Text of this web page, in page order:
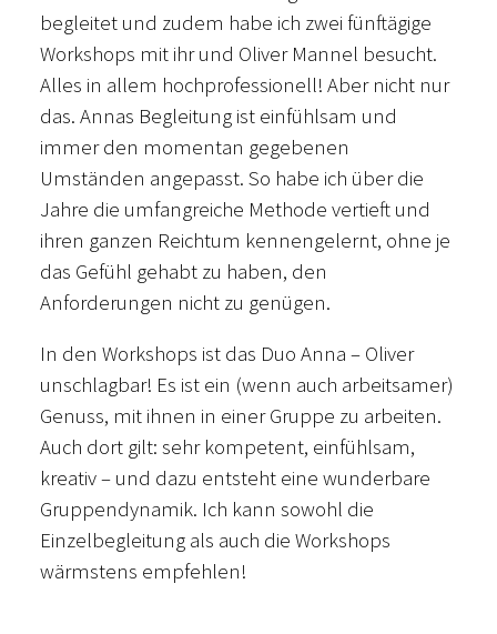
begleitet und zudem habe ich zwei fünftägige
Workshops mit ihr und Oliver Mannel besucht.
Alles in allem hochprofessionell! Aber nicht nur
das. Annas Begleitung ist einfühlsam und
immer den momentan gegebenen
Umständen angepasst. So habe ich über die
Jahre die umfangreiche Methode vertieft und
ihren ganzen Reichtum kennengelernt, ohne je
das Gefühl gehabt zu haben, den
Anforderungen nicht zu genügen.
In den Workshops ist das Duo Anna – Oliver
unschlagbar! Es ist ein (wenn auch arbeitsamer)
Genuss, mit ihnen in einer Gruppe zu arbeiten.
Auch dort gilt: sehr kompetent, einfühlsam,
kreativ – und dazu entsteht eine wunderbare
Gruppendynamik. Ich kann sowohl die
Einzelbegleitung als auch die Workshops
wärmstens empfehlen!